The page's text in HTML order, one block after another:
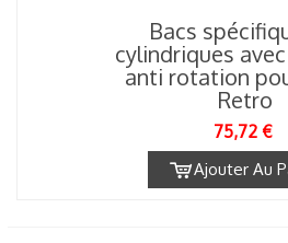
Bacs
cylindriques
anti rotation
Retro
75,72 €
Ajouter Au